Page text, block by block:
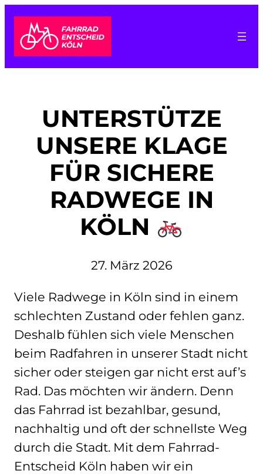
Zum
Inhalt
springen
UNTERSTÜTZE
UNSERE KLAGE
FÜR SICHERE
RADWEGE IN
KÖLN
27. März 2026
Viele Radwege in Köln sind in einem
schlechten Zustand oder fehlen ganz.
Deshalb fühlen sich viele Menschen
beim Radfahren in unserer Stadt nicht
sicher oder steigen gar nicht erst auf’s
Rad. Das möchten wir ändern. Denn
das Fahrrad ist bezahlbar, gesund,
nachhaltig und oft der schnellste Weg
durch die Stadt. Mit dem Fahrrad-
Entscheid Köln haben wir ein